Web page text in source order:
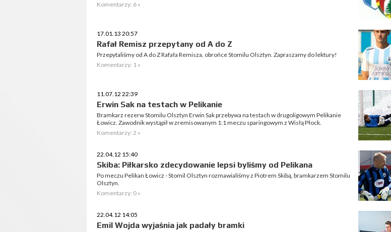
Komentarzy: 6 »
17.01.13 20:57
Rafał Remisz przepytany od A do Z
Przepytaliśmy od A do Z Rafała Remisza, obrońce Stomilu Olsztyn. Zapraszamy do lektury!
Komentarzy: 1 »
11.07.12 22:39
Erwin Sak na testach w Pelikanie
Bramkarz rezerw Stomilu Olsztyn Erwin Sak przebywa na testach w drugoligowym Pelikanie
Łowicz. Zawodnik wystąpił w zremisowanym 1:1 meczu sparingowym z Wisłą Płock.
Komentarzy: 2 »
22.04.12 15:40
Skiba: Piłkarsko zdecydowanie lepsi byliśmy od Pelikana
Po meczu Pelikan Łowicz - Stomil Olsztyn rozmawialiśmy z Piotrem Skibą, bramkarzem Stomilu
Olsztyn.
Komentarzy: 0 »
22.04.12 14:05
Emil Wojda wyjaśnia jak padały bramki